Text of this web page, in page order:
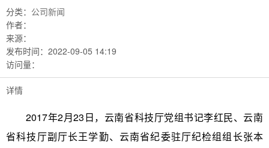
分类： 公司新闻
作者：
来源：
发布时间： 2022-09-05 14:19
访问量：
详情
2017年2月23日，云南省科技厅党组书记李红民、云南
省科技厅副厅长王学勤、云南省纪委驻厅纪检组组长张本